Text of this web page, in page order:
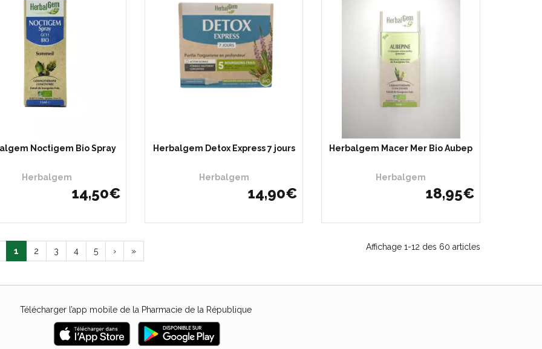
Noctigem Bio Spray
Herbalgem
14,50€
Herbalgem Detox Express 7 jours
Herbalgem
14,90€
Herbalgem Macer Mer Bio Aubep
Herbalgem
18,95€
1 2 3 4 5 › » Affichage 1-12 des 60 articles
Télécharger l’app mobile de la Pharmacie de la République